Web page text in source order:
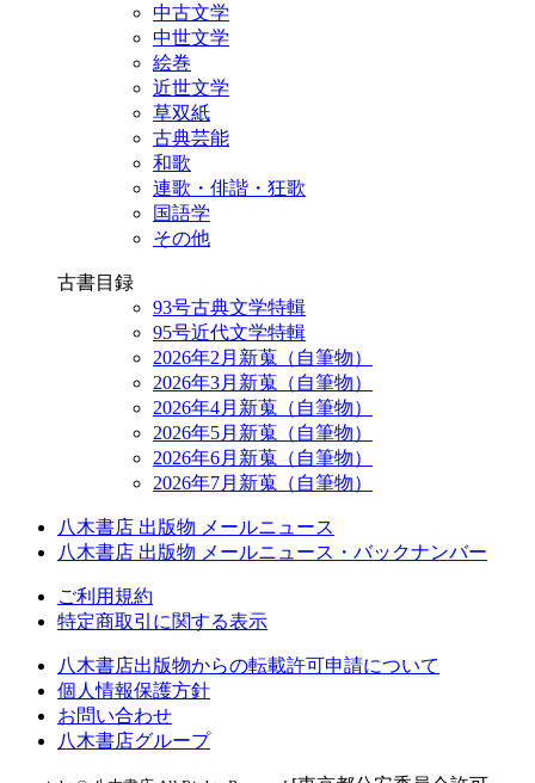
中古文学
中世文学
絵巻
近世文学
草双紙
古典芸能
和歌
連歌・俳諧・狂歌
国語学
その他
古書目録
93号古典文学特輯
95号近代文学特輯
2026年2月新蒐（自筆物）
2026年3月新蒐（自筆物）
2026年4月新蒐（自筆物）
2026年5月新蒐（自筆物）
2026年6月新蒐（自筆物）
2026年7月新蒐（自筆物）
八木書店 出版物 メールニュース
八木書店 出版物 メールニュース・バックナンバー
ご利用規約
特定商取引に関する表示
八木書店出版物からの転載許可申請について
個人情報保護方針
お問い合わせ
八木書店グループ